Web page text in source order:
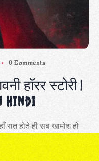
0 Comments
हॉरर स्टोरी |
Hindi
रात होते ही सब खामोश हो